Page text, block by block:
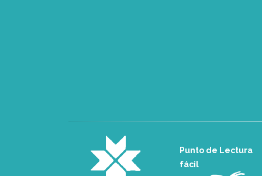
Punto de Lectura
fácil